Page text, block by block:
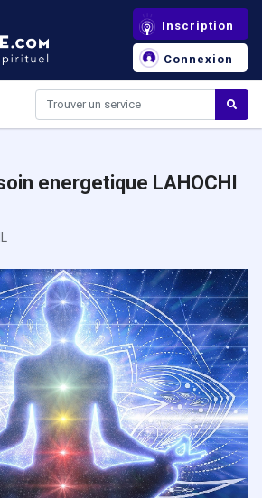
Inscription
Connexion
energetique LAHOCHI